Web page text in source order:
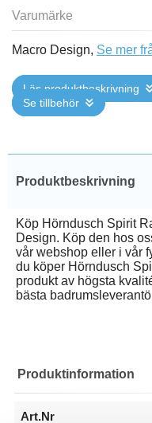
Varumärke
Macro Design, Se mer
Läs produktbeskrivning
Se tillbehör
Produktbeskrivning
Köp Hörndusch Spirit
Design. Köp den hos
vår webshop eller i vår
du köper Hörndusch
produkt av högsta
bästa
Produktinformation
Art.Nr